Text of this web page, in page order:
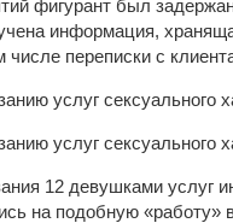
фигурант был
информация,
переписки с
12 девушками услуг
на подобную «работу»